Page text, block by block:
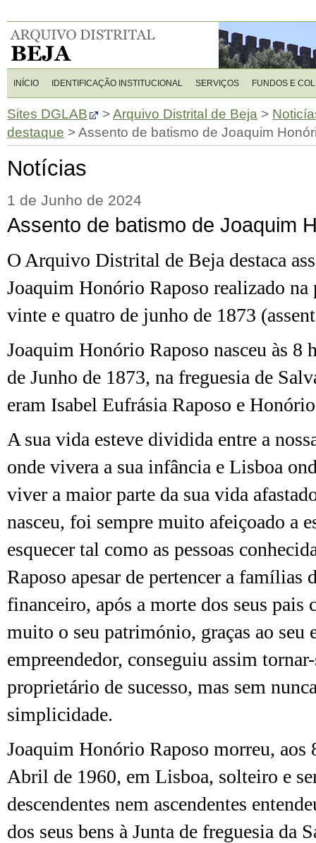
INÍCIO IDENTIFICAÇÃO INSTITUCIONAL SERVIÇOS FUNDOS E
Sites DGLAB >Arquivo Distrital de Beja >
destaque >Assento de batismo de Joaquim
Notícias
1 de Junho de 2024
Assento de batismo de Joaquim
O Arquivo Distrital de Beja destaca
Joaquim Honório Raposo realizado na
vinte e quatro de junho de 1873
Joaquim Honório Raposo nasceu às 8
de Junho de 1873, na freguesia de
eram Isabel Eufrásia Raposo e
A sua vida esteve dividida entre a
onde vivera a sua infância e Lisboa
viver a maior parte da sua vida
nasceu, foi sempre muito afeiçoado a
esquecer tal como as pessoas
Raposo apesar de pertencer a famílias
financeiro, após a morte dos seus pais
muito o seu património, graças ao seu
empreendedor, conseguiu assim
proprietário de sucesso, mas sem
simplicidade.
Joaquim Honório Raposo morreu, aos
Abril de 1960, em Lisboa, solteiro e
descendentes nem ascendentes
dos seus bens à Junta de freguesia da